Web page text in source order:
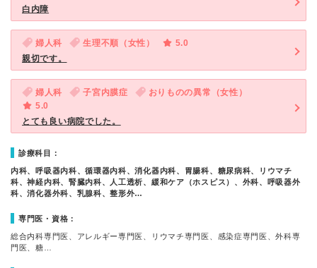
白内障
婦人科 生理不順（女性）
5.0
親切です。
婦人科 子宮内膜症
おりものの異常（女性）
5.0
とても良い病院でした。
診療科目：
内科、呼吸器内科、循環器内科、消化器内科、胃腸科、糖尿病科、リウマチ
科、神経内科、腎臓内科、人工透析、緩和ケア（ホスピス）、外科、呼吸器外
科、消化器外科、乳腺科、整形外…
専門医・資格：
総合内科専門医、アレルギー専門医、リウマチ専門医、感染症専門医、外科専
門医、糖…